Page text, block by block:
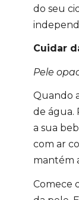
do seu
Cuidar
Pele
Quando
de água.
a sua
com ar
mantém
Comece